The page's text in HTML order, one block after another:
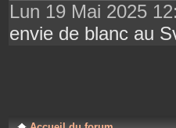
Lun 19 Mai 2025
envie de blanc au